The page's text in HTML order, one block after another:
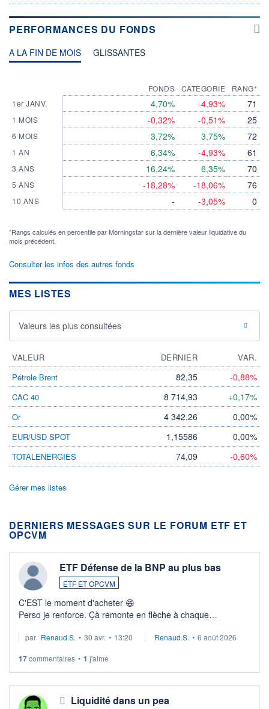
PERFORMANCES DU FONDS
A LA FIN DE MOIS GLISSANTES
1er JANV.
1 MOIS
6 MOIS
1 AN
3 ANS
5 ANS
10 ANS
FONDS
4,70%
-0,32%
3,72%
6,34%
16,24%
-18,28%
-
CATEGORIE
-4,93%
-0,51%
3,75%
-4,93%
6,35%
-18,06%
-3,05%
RANG*
71
25
72
61
70
76
0
*Rangs calculés en percentile par Morningstar sur la dernière valeur liquidative du
mois précédent.
Consulter les infos des autres fonds
MES LISTES
Valeurs les plus consultées
VALEUR DERNIER
VAR.
Pétrole Brent
82,35 -0,88%
CAC 40 8 714,93 +0,17%
Or 4 342,26 0,00%
EUR/USD SPOT 1,15586 0,00%
TOTALENERGIES 74,09 -0,60%
Gérer mes listes
DERNIERS MESSAGES SUR LE FORUM ETF ET
OPCVM
ETF Défense de la BNP au plus bas
ETF ET OPCVM
C'EST le moment d'acheter 😄​
Perso je renforce. Çà remonte en flèche à chaque
Investissement long terme tip top pour sa retraite.
par Renaud.S. • 30 avr. • 13:20 Renaud.S. • 6 août 2026
17commentaires • 1 j'aime
Liquidité dans un pea